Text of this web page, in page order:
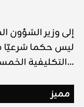
إلى وزير الشؤون
ليس حكما شرعيّا
التكليفية الخمسة…
مميز